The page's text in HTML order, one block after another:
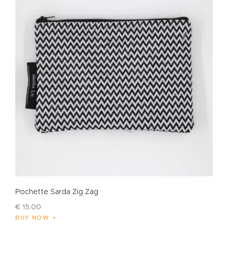
Pochette Sarda Zig Zag
€ 15.00
BUY NOW